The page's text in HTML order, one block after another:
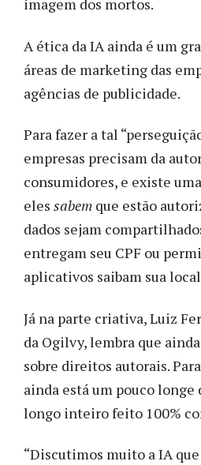
imagem dos mortos.
A ética da IA ainda é um
áreas de marketing das
agências de publicidade.
Para fazer a tal
empresas precisam da
consumidores, e existe
eles sabem que estão
dados sejam
entregam seu CPF ou
aplicativos saibam sua
Já na parte criativa, Luiz
da Ogilvy, lembra que
sobre direitos autorais.
ainda está um pouco
longo inteiro feito 100%
“Discutimos muito a IA